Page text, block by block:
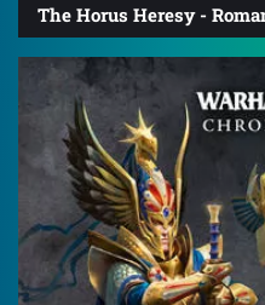
The Horus Heresy -